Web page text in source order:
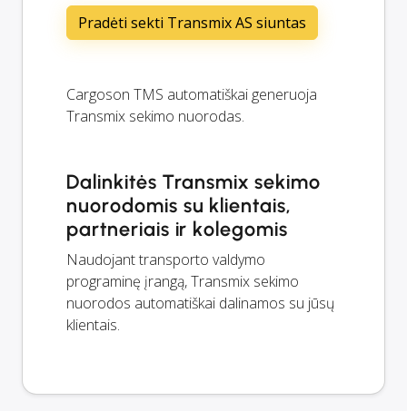
Pradėti sekti Transmix AS siuntas
Cargoson TMS automatiškai generuoja
Transmix sekimo nuorodas.
Dalinkitės Transmix sekimo
nuorodomis su klientais,
partneriais ir kolegomis
Naudojant transporto valdymo
programinę įrangą, Transmix sekimo
nuorodos automatiškai dalinamos su jūsų
klientais.